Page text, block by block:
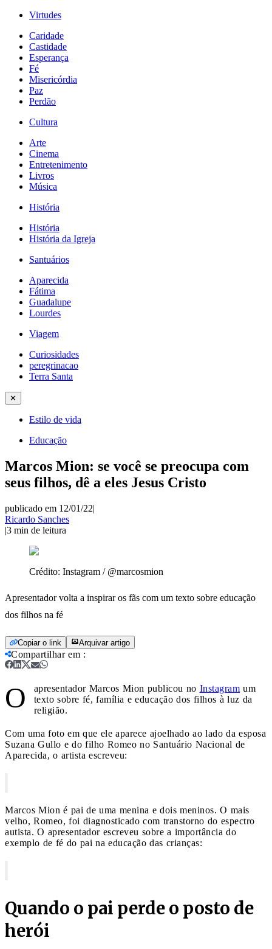
Virtudes
Caridade
Castidade
Esperança
Fé
Misericórdia
Paz
Perdão
Cultura
Arte
Cinema
Entretenimento
Livros
Música
História
História
História da Igreja
Santuários
Aparecida
Fátima
Guadalupe
Lourdes
Viagem
Curiosidades
peregrinacao
Terra Santa
✕
Estilo de vida
Educação
Marcos Mion: se você se preocupa com
seus filhos, dê a eles Jesus Cristo
publicado em 12/01/22|
Ricardo Sanches
|3 min de leitura
Crédito: Instagram / @marcosmion
Apresentador volta a inspirar os fãs com um texto sobre educação
dos filhos na fé
Copiar o link Arquivar artigo
Compartilhar em :
O apresentador Marcos Mion publicou no Instagram um
texto sobre fé, família e educação dos filhos à luz da
religião.
Com uma foto em que ele aparece ajoelhado ao lado da esposa
Suzana Gullo e do filho Romeo no Santuário Nacional de
Aparecida, o artista escreveu:
Marcos Mion é pai de uma menina e dois meninos. O mais
velho, Romeo, foi diagnosticado com transtorno do espectro
autista. O apresentador escreveu sobre a importância do
exemplo de fé do pai na educação das crianças:
Quando o pai perde o posto de
herói